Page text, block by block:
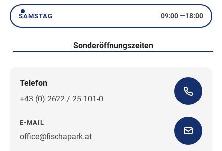
Samstag
SAMSTAG 09:00—18:00
Sonderöffnungszeiten
Telefon
+43 (0) 2622 / 25 101-0
E-MAIL
office@fischapark.atWegbeschreibung